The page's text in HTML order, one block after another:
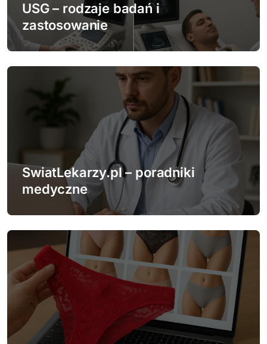
i
s
u
USG – rodzaje badań i
zastosowanie
SwiatLekarzy.pl – poradniki
medyczne